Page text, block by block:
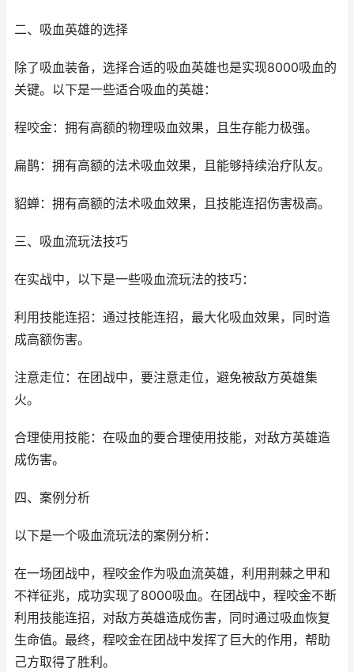
二、吸血英雄的选择
除了吸血装备，选择合适的吸血英雄也是实现8000吸血的
关键。以下是一些适合吸血的英雄：
程咬金：拥有高额的物理吸血效果，且生存能力极强。
扁鹊：拥有高额的法术吸血效果，且能够持续治疗队友。
貂蝉：拥有高额的法术吸血效果，且技能连招伤害极高。
三、吸血流玩法技巧
在实战中，以下是一些吸血流玩法的技巧：
利用技能连招：通过技能连招，最大化吸血效果，同时造
成高额伤害。
注意走位：在团战中，要注意走位，避免被敌方英雄集
火。
合理使用技能：在吸血的要合理使用技能，对敌方英雄造
成伤害。
四、案例分析
以下是一个吸血流玩法的案例分析：
在一场团战中，程咬金作为吸血流英雄，利用荆棘之甲和
不祥征兆，成功实现了8000吸血。在团战中，程咬金不断
利用技能连招，对敌方英雄造成伤害，同时通过吸血恢复
生命值。最终，程咬金在团战中发挥了巨大的作用，帮助
己方取得了胜利。